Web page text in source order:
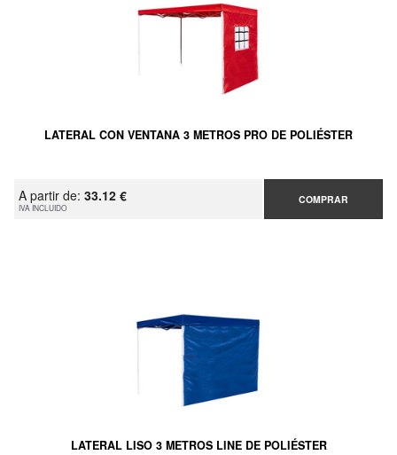
LATERAL CON VENTANA 3 METROS PRO DE POLIÉSTER
A partir de: 33.12 €
IVA INCLUIDO
COMPRAR
LATERAL LISO 3 METROS LINE DE POLIÉSTER